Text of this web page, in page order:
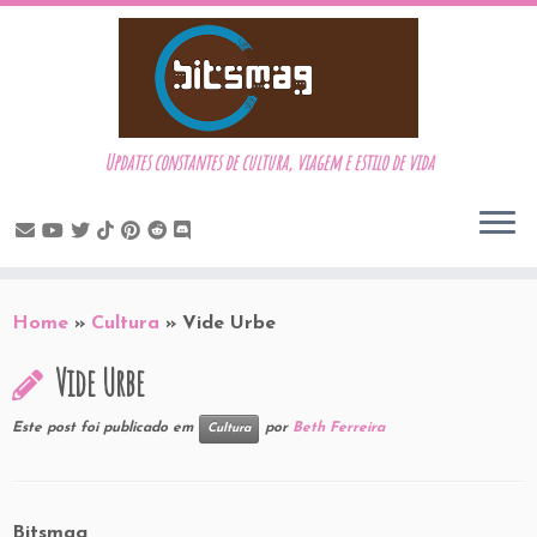
to
Updates constantes de cultura, viagem e estilo de vida
Home » Cultura » Vide Urbe
Vide Urbe
Este post foi publicado em Cultura por Beth Ferreira